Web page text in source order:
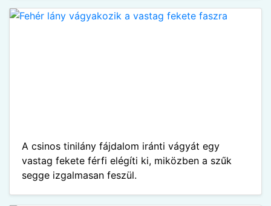
A csinos tinilány fájdalom iránti vágyát egy
vastag fekete férfi elégíti ki, miközben a szűk
segge izgalmasan feszül.